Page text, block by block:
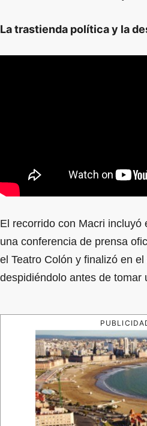
La trastienda política y la
El recorrido con Macri incluyó
una conferencia de prensa
el Teatro Colón y finalizó en
despidiéndolo antes de tomar